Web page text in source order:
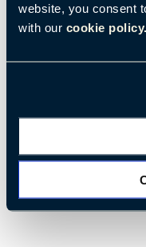
website, you consent
with our cookie policy.
2023年7月27日• 所要時間：
仕事と生活の中で出会
ましょう。
環境＆ウェルビ
職場のウェルビーイン